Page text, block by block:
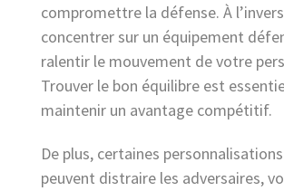
compromettre la défense. À
concentrer sur un équipement
ralentir le mouvement de votre
Trouver le bon équilibre est
maintenir un avantage compétitif.
De plus, certaines
peuvent distraire les adversaires,